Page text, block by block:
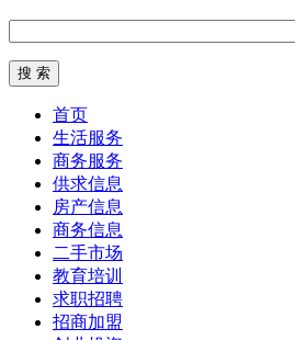
首页
生活服务
商务服务
供求信息
房产信息
商务信息
二手市场
教育培训
求职招聘
招商加盟